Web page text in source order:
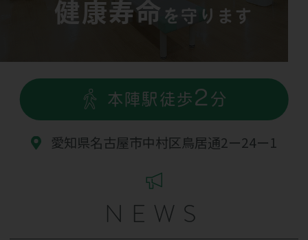
健康寿命 を守ります
愛知県名古屋市中村区鳥居通2ー24ー1
本陣駅 徒歩 2 分
NEWS